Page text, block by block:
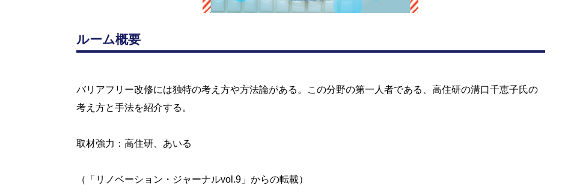
ルーム概要
バリアフリー改修には独特の考え方や方法論がある。この分野の第一人者である、高住研の溝口千恵子氏の
考え方と手法を紹介する。
取材強力：高住研、あいる
（「リノベーション・ジャーナルvol.9」からの転載）